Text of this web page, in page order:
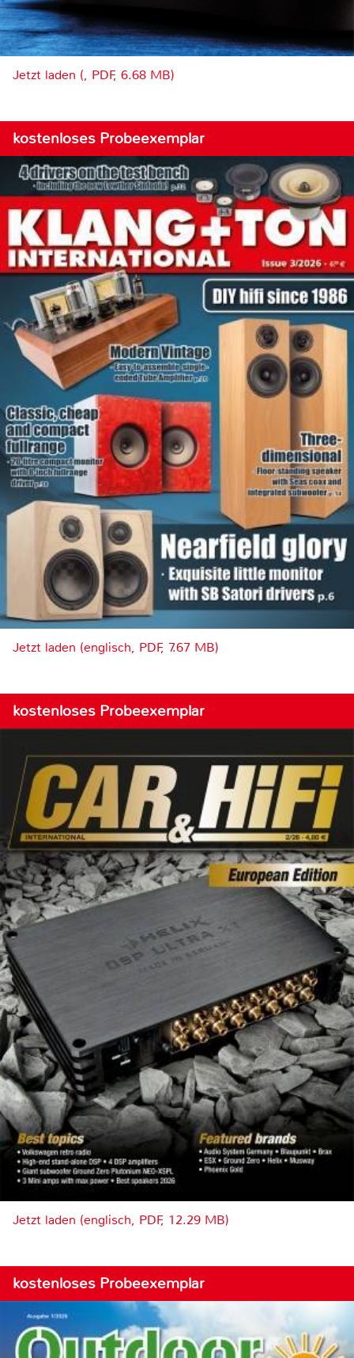
Jetzt laden (, PDF, 6.68 MB)
kostenloses Probeexemplar
Jetzt laden (englisch, PDF, 7.67 MB)
kostenloses Probeexemplar
Jetzt laden (englisch, PDF, 12.29 MB)
kostenloses Probeexemplar